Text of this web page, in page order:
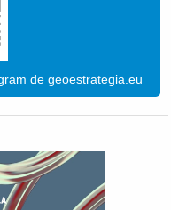
de geoestrategia.eu